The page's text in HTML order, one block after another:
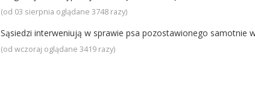
(od 03 sierpnia oglądane 3748 razy)
Sąsiedzi interweniują w sprawie psa pozostawionego samotnie
(od wczoraj oglądane 3419 razy)